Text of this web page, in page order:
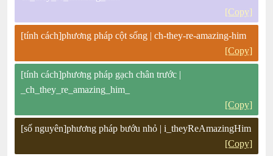
[Copy]
[tính cách]phương pháp cột sống | ch-they-re-amazing-him
[Copy]
[tính cách]phương pháp gạch chân trước |
_ch_they_re_amazing_him_
[Copy]
[số nguyên]phương pháp bướu nhỏ | i_theyReAmazingHim
[Copy]